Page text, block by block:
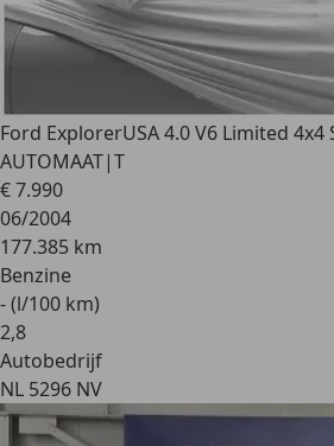
Ford ExplorerUSA 4.0 V6 Limited 4x4
AUTOMAAT|T
€ 7.990
06/2004
177.385 km
Benzine
- (l/100 km)
2,8
Autobedrijf
NL 5296 NV